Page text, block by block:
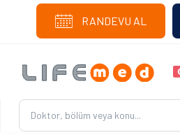
RANDEVU AL